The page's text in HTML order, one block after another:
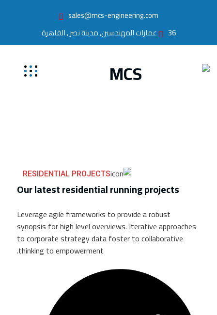
sales@mcs-engineering.com
36 عمارات المهندسين, مدينة نصر , القاهرة
RESIDENTIAL PROJECTS
Our latest residential running projects
Leverage agile frameworks to provide a robust
synopsis for high level overviews. Iterative approaches
to corporate strategy data foster to collaborative
thinking to empowerment.